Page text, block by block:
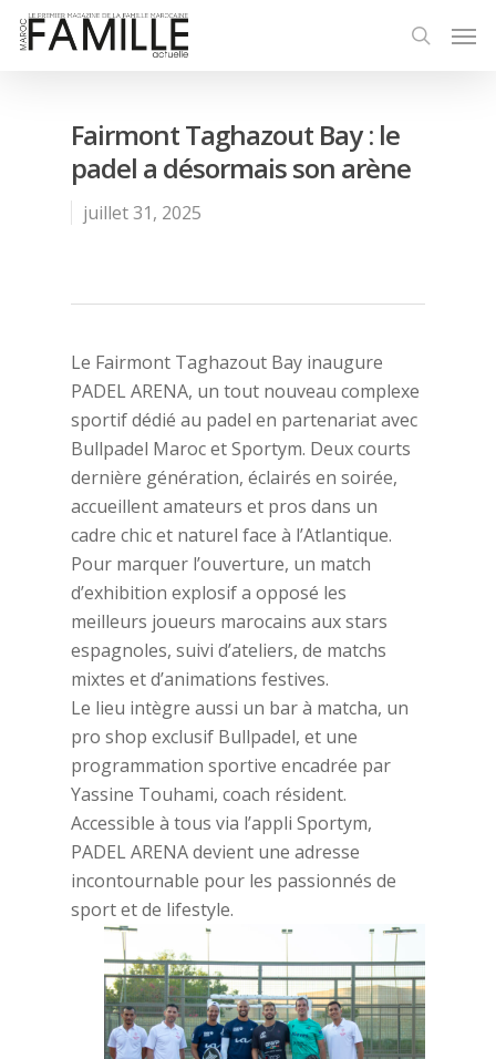
Fairmont Taghazout Bay : le
padel a désormais son arène
juillet 31, 2025
Le Fairmont Taghazout Bay inaugure
PADEL ARENA, un tout nouveau complexe
sportif dédié au padel en partenariat avec
Bullpadel Maroc et Sportym. Deux courts
dernière génération, éclairés en soirée,
accueillent amateurs et pros dans un
cadre chic et naturel face à l’Atlantique.
Pour marquer l’ouverture, un match
d’exhibition explosif a opposé les
meilleurs joueurs marocains aux stars
espagnoles, suivi d’ateliers, de matchs
mixtes et d’animations festives.
Le lieu intègre aussi un bar à matcha, un
pro shop exclusif Bullpadel, et une
programmation sportive encadrée par
Yassine Touhami, coach résident.
Accessible à tous via l’appli Sportym,
PADEL ARENA devient une adresse
incontournable pour les passionnés de
sport et de lifestyle.